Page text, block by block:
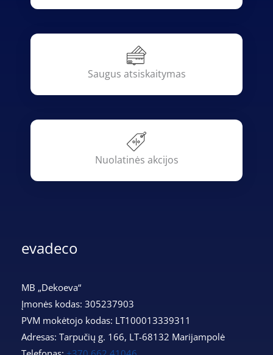
Saugus atsiskaitymas
Nuolatinės akcijos
evadeco
MB „Dekoeva“
Įmonės kodas: 305237903
PVM mokėtojo kodas: LT100013339311
Adresas: Tarpučių g. 166, LT-68132 Marijampolė